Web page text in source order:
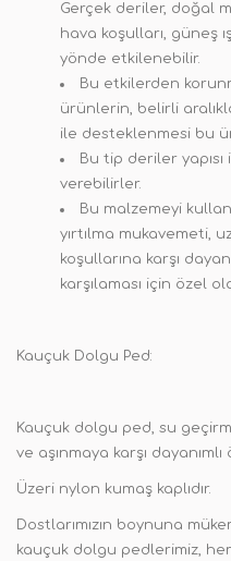
Gerçek deriler, doğal
hava koşulları, güneş
yönde etkilenebilir.
Bu etkilerden
ürünlerin, belirli
ile desteklenmesi bu
Bu tip deriler
verebilirler.
Bu malzemeyi
yırtılma mukavemeti,
koşullarına karşı
karşılaması için özel
Kauçuk Dolgu Ped:
Kauçuk dolgu ped, su
ve aşınmaya karşı
Üzeri nylon kumaş kaplıdır.
Dostlarımızın boynuna
kauçuk dolgu pedlerimiz,